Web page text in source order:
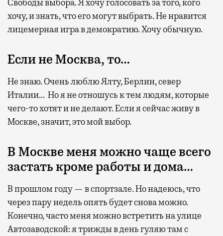
Свободы выбора. Я хочу голосовать за того, кого
хочу, и знать, что его могут выбрать. Не нравится
лицемерная игра в демократию. Хочу обычную.
Если не Москва, то…
Не знаю. Очень люблю Ялту, Берлин, север
Италии… Но я не отношусь к тем людям, которые
чего-то хотят и не делают. Если я сейчас живу в
Москве, значит, это мой выбор.
В Москве меня можно чаще всего
застать кроме работы и дома…
В прошлом году — в спортзале. Но надеюсь, что
через пару недель опять будет снова можно.
Конечно, часто меня можно встретить на улице
Автозаводской: я трижды в день гуляю там с